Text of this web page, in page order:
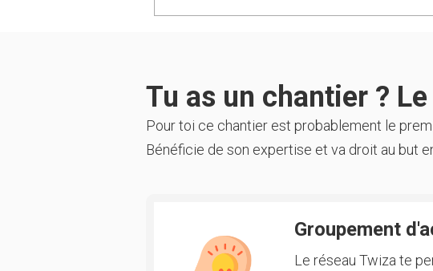
Tu as un chantier ?
Pour toi ce chantier est probablement le
Bénéficie de son expertise et va droit au but
Groupement
Le réseau Twiza te